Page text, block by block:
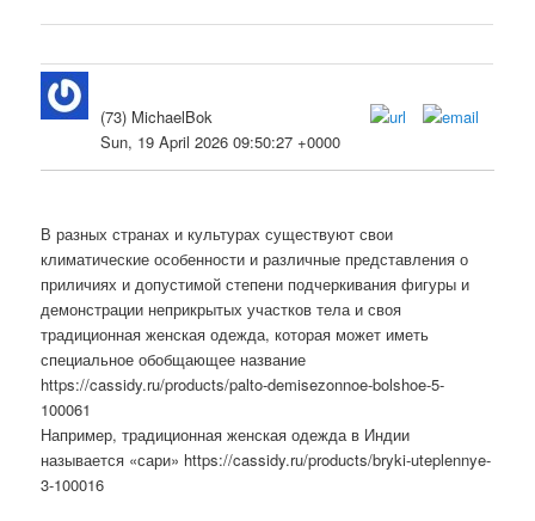
(73) MichaelBok
Sun, 19 April 2026 09:50:27 +0000
В разных странах и культурах существуют свои
климатические особенности и различные представления о
приличиях и допустимой степени подчеркивания фигуры и
демонстрации неприкрытых участков тела и своя
традиционная женская одежда, которая может иметь
специальное обобщающее название
https://cassidy.ru/products/palto-demisezonnoe-bolshoe-5-
100061
Например, традиционная женская одежда в Индии
называется «сари» https://cassidy.ru/products/bryki-uteplennye-
3-100016